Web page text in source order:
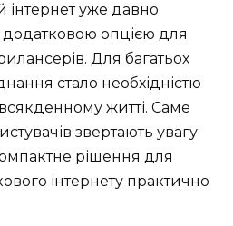
уже давно
опцією для
Для багатьох
стало необхідністю
житті. Саме
звертають увагу
рішення для
інтернету практично